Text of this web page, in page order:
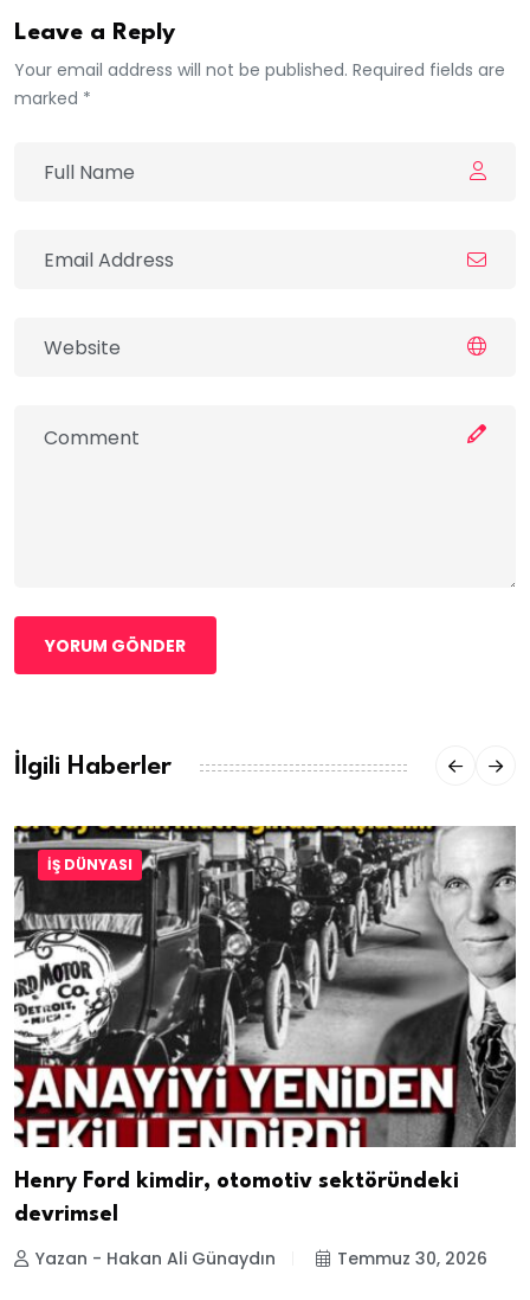
Leave a Reply
Your email address will not be published. Required fields are
marked *
YORUM GÖNDER
İlgili Haberler
İŞ DÜNYASI
Henry Ford kimdir, otomotiv sektöründeki
devrimsel
Yazan - Hakan Ali Günaydın Temmuz 30, 2026